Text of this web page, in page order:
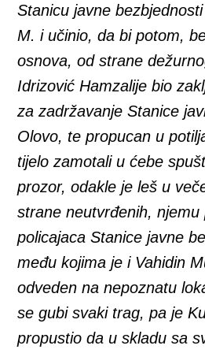
Stanicu javne
M. i učinio, da bi potom,
osnova, od strane
Idrizović Hamzalije bio
za zadržavanje Stanice
Olovo, te propucan u
tijelo zamotali u ćebe
prozor, odakle je leš u
strane neutvrđenih, njemu
policajaca Stanice javne
među kojima je i Vahidin
odveden na nepoznatu
se gubi svaki trag, pa je
propustio da u skladu sa